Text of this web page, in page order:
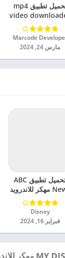
تحميل تطبيق mp4
video
مهكر للاندرويد 2024
Marcode
مارس 24, 2024
تحميل تطبيق ABC
News مهكر للاندرويد
2024
Disney‏
فبراير 16, 2024